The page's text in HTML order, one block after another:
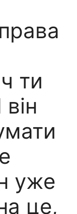
ти
уже
це,